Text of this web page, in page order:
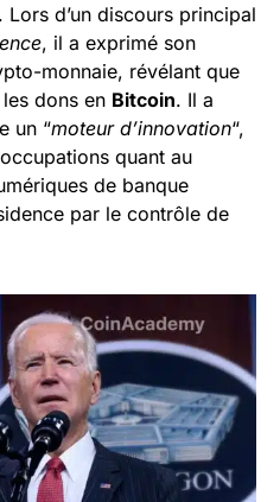
Lors d’un discours principal
, il a exprimé son
monnaie, révélant que
dons en Bitcoin. Il a
un “moteur d’innovation“,
quant au
de banque
par le contrôle de